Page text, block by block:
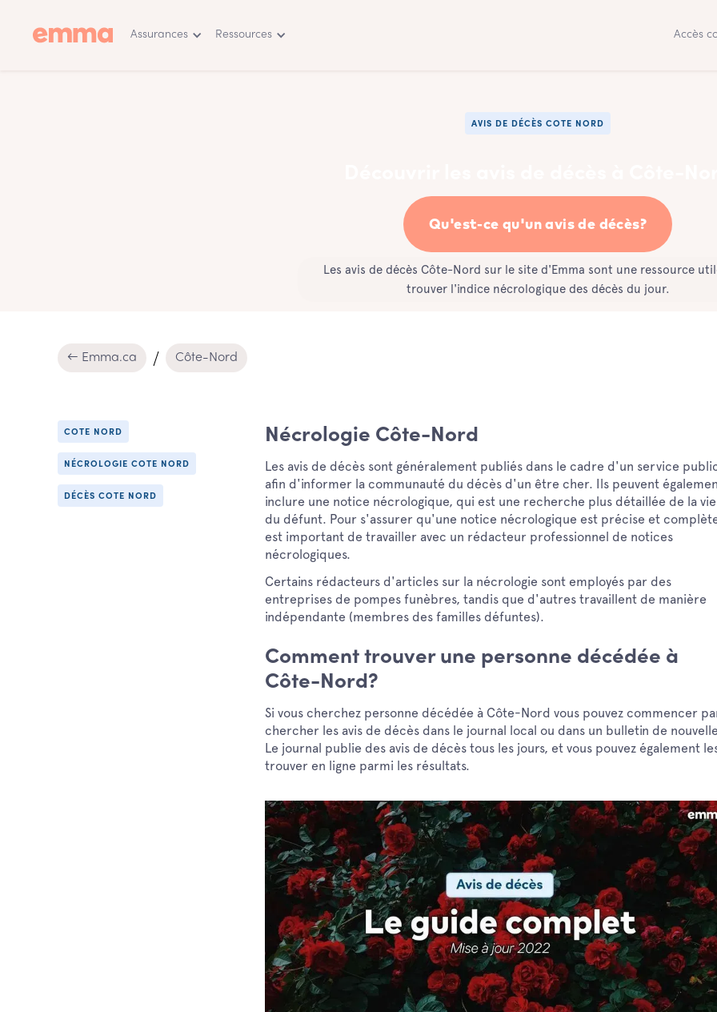
Assurances Ressources Accès
AVIS DE DÉCÈS COTE NORD
Qu'est-ce qu'un avis de décès?
Les avis de décès Côte-Nord sur le site d'Emma sont une ressource
trouver l'indice nécrologique des décès du jour.
← Emma.ca Côte-Nord
COTE NORD
NÉCROLOGIE COTE NORD
DÉCÈS COTE NORD
Nécrologie Côte-Nord
Les avis de décès sont généralement publiés dans le cadre d'un service
afin d'informer la communauté du décès d'un être cher. Ils peuvent
inclure une notice nécrologique, qui est une recherche plus détaillée de la vie
du défunt. Pour s'assurer qu'une notice nécrologique est précise et
est important de travailler avec un rédacteur professionnel de notices
nécrologiques.
Certains rédacteurs d'articles sur la nécrologie sont employés par des
entreprises de pompes funèbres, tandis que d'autres travaillent de manière
indépendante (membres des familles défuntes).
Comment trouver une personne décédée à
Côte-Nord?
Si vous cherchez personne décédée à Côte-Nord vous pouvez commencer
chercher les avis de décès dans le journal local ou dans un bulletin de
Le journal publie des avis de décès tous les jours, et vous pouvez également
trouver en ligne parmi les résultats.